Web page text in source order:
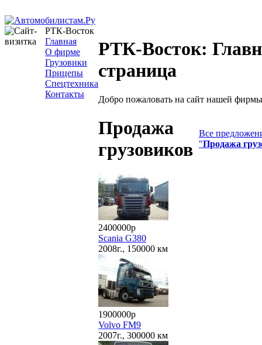
РТК-Восток
Главная
О фирме
Грузовики
Прицепы
Спецтехника
Контакты
РТК-Восток:
страница
Добро пожаловать на сайт нашей
Продажа
грузовиков
Все
"Продажа
2400000р
Scania G380
2008г., 150000 км
1900000р
Volvo FM9
2007г., 300000 км